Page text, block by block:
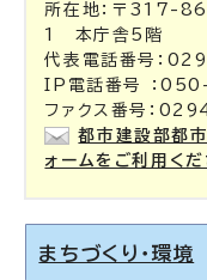
所在地：〒317-
1 本庁舎5階
代表電話番号：
IP電話番号 ：
ファクス番号：
都市建設部都
ォームをご利用くだ
まちづくり・環境